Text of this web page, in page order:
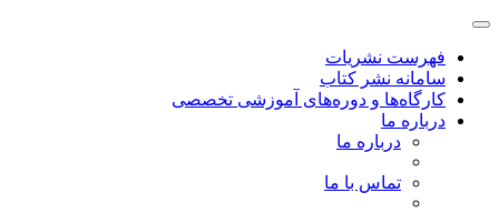
فهرست نشریات
سامانه نشر کتاب
کارگاه‌ها و دوره‌های آموزشی تخصصی
درباره ما
درباره ما
تماس با ما